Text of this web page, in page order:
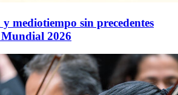
mediotiempo sin precedentes
2026